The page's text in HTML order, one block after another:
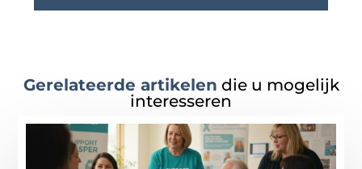
Gerelateerde artikelen die u mogelijk
interesseren